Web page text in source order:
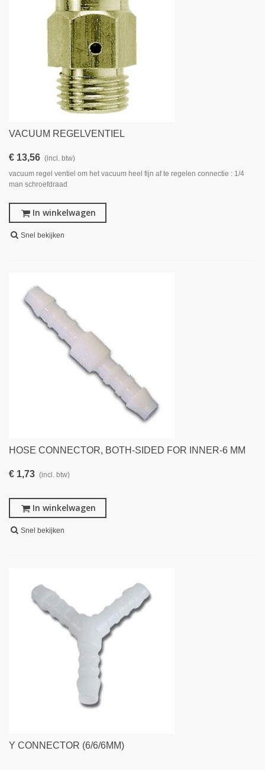
VACUUM REGELVENTIEL
€ 13,56 (incl. btw)
vacuum regel ventiel om het vacuum heel fijn af te regelen connectie : 1/4
man schroefdraad
In winkelwagen
Snel bekijken
HOSE CONNECTOR, BOTH-SIDED FOR INNER-6 MM
€ 1,73 (incl. btw)
In winkelwagen
Snel bekijken
Y CONNECTOR (6/6/6MM)